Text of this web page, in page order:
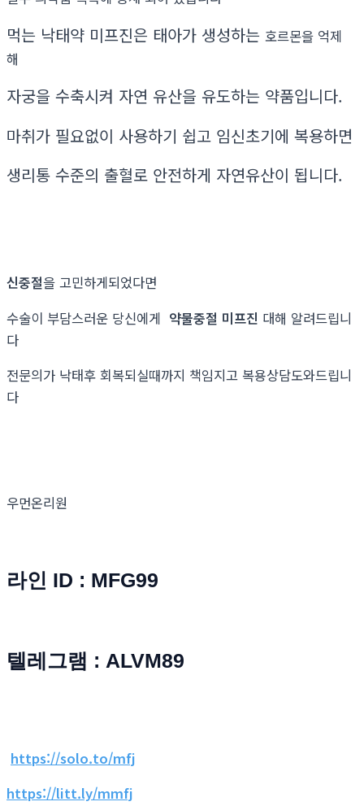
먹는 낙태약 미프진은 태아가 생성하는 호르몬을 억제
해
자궁을 수축시켜 자연 유산을 유도하는 약품입니다.
마취가 필요없이 사용하기 쉽고 임신초기에 복용하면
생리통 수준의 출혈로 안전하게 자연유산이 됩니다.
신중절을 고민하게되었다면
수술이 부담스러운 당신에게 약물중절 미프진 대해 알려드립니
다
전문의가 낙태후 회복되실때까지 책임지고 복용상담도와드립니
다
우먼온리원
라인 ID : MFG99
텔레그램 : ALVM89
https://solo.to/mfj
https://litt.ly/mmfj